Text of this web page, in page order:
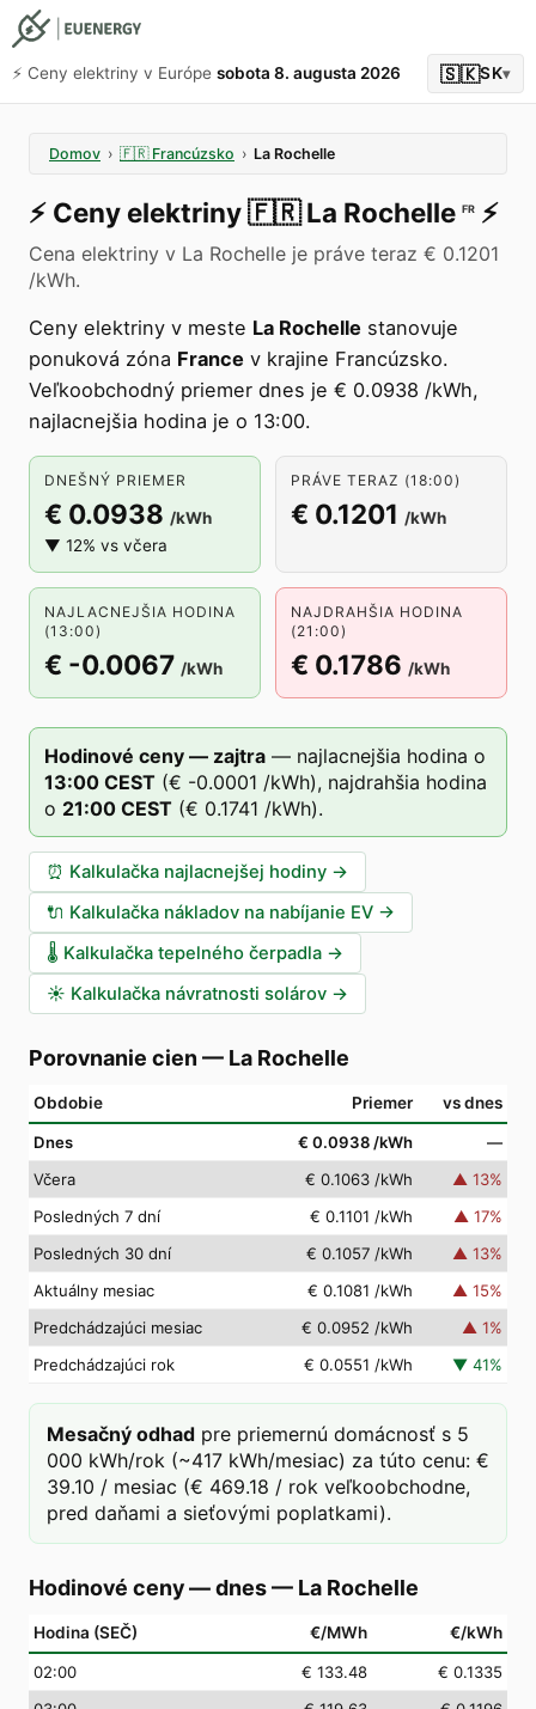
⚡️ Ceny elektriny v Európe sobota 8. augusta 2026 🇸🇰SK▾
Domov › 🇫🇷 Francúzsko › La Rochelle
⚡️ Ceny elektriny🇫🇷 La Rochelle FR ⚡️
Cena elektriny v La Rochelle je práve teraz € 0.1201
/kWh.
Ceny elektriny v meste La Rochelle stanovuje
ponuková zóna France v krajine Francúzsko.
Veľkoobchodný priemer dnes je € 0.0938 /kWh,
najlacnejšia hodina je o 13:00.
DNEŠNÝ PRIEMER
€ 0.0938 /kWh
▼ 12% vs včera
PRÁVE TERAZ (18:00)
€ 0.1201 /kWh
NAJLACNEJŠIA HODINA
(13:00)
€ -0.0067 /kWh
NAJDRAHŠIA HODINA
(21:00)
€ 0.1786 /kWh
Hodinové ceny — zajtra — najlacnejšia hodina o
13:00 CEST (€ -0.0001 /kWh), najdrahšia hodina
o 21:00 CEST (€ 0.1741 /kWh).
⏰ Kalkulačka najlacnejšej hodiny →
🔌 Kalkulačka nákladov na nabíjanie EV →
🌡️ Kalkulačka tepelného čerpadla →
☀️ Kalkulačka návratnosti solárov →
Porovnanie cien — La Rochelle
Obdobie Priemer vs dnes
Dnes € 0.0938 /kWh
—
Včera
€ 0.1063 /kWh ▲ 13%
Posledných 7 dní
€ 0.1101 /kWh ▲ 17%
Posledných 30 dní
€ 0.1057 /kWh ▲ 13%
Aktuálny mesiac
€ 0.1081 /kWh ▲ 15%
Predchádzajúci mesiac
€ 0.0952 /kWh ▲ 1%
Predchádzajúci rok
€ 0.0551 /kWh ▼ 41%
Mesačný odhad pre priemernú domácnosť s 5
000 kWh/rok (~417 kWh/mesiac) za túto cenu: €
39.10 / mesiac (€ 469.18 / rok veľkoobchodne,
pred daňami a sieťovými poplatkami).
Hodinové ceny — dnes— La Rochelle
Hodina (SEČ) €/MWh €/kWh
02:00 € 133.48
€ 0.1335